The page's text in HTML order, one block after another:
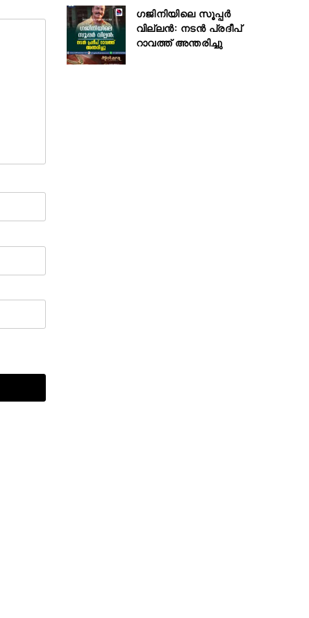
ഗജിനിയിലെ സൂപ്പര്‍
വില്ലന്‍: നടന്‍ പ്രദീപ്
റാവത്ത് അന്തരിച്ചു